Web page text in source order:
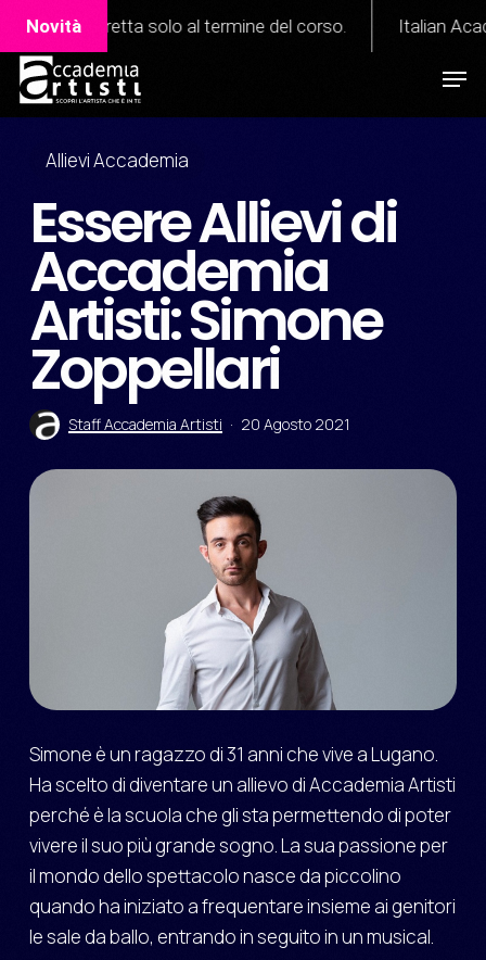
Skip
main
content
Novità
retta solo al termine del corso. Italian Academy of
Allievi Accademia
Essere Allievi di
Accademia
Artisti: Simone
Zoppellari
Staff Accademia Artisti 20 Agosto 2021
Simone è un ragazzo di 31 anni che vive a Lugano.
Ha scelto di diventare un allievo di Accademia Artisti
perché è la scuola che gli sta permettendo di poter
vivere il suo più grande sogno. La sua passione per
il mondo dello spettacolo nasce da piccolino
quando ha iniziato a frequentare insieme ai genitori
le sale da ballo, entrando in seguito in un musical.
Close